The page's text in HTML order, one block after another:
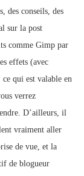
des conseils, des
sur la post
comme Gimp par
effets (avec
qui est valable en
verrez
D’ailleurs, il
vraiment aller
de vue, et la
de blogueur